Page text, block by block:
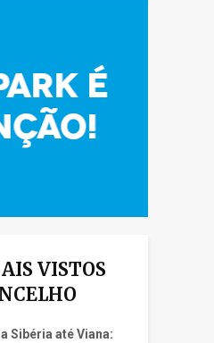
VISTOS
Sibéria até Viana: